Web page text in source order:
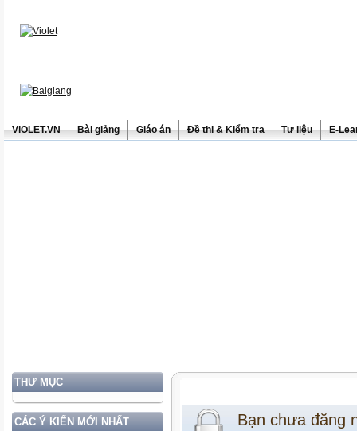
ViOLET.VN Bài giảng Giáo án Đề thi & Kiểm tra Tư liệu E-
THƯ MỤC
CÁC Ý KIẾN MỚI NHẤT Bạn chưa đăng